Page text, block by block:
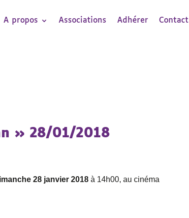
A propos Associations Adhérer Contact
» 28/01/2018
28 janvier 2018 à 14h00, au cinéma